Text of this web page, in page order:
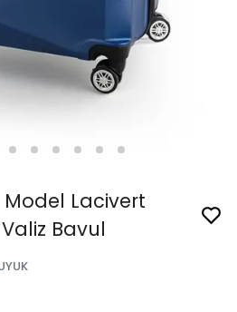
Model Lacivert
Bavul